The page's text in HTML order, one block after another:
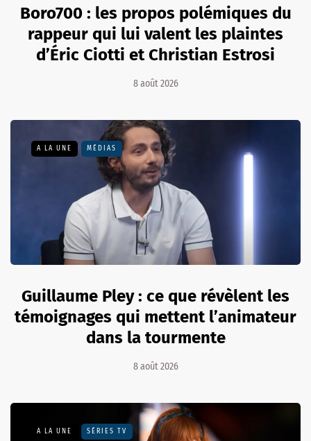
Boro700 : les propos polémiques du
rappeur qui lui valent les plaintes
d’Éric Ciotti et Christian Estrosi
8 août 2026
A LA UNE MÉDIAS
Guillaume Pley : ce que révèlent les
témoignages qui mettent l’animateur
dans la tourmente
8 août 2026
A LA UNE SÉRIES TV